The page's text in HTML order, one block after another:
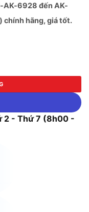
AK-6928 đến AK-
chính hãng, giá tốt.
AK-6928 đến AK-
2 - Thứ 7 (8h00 -